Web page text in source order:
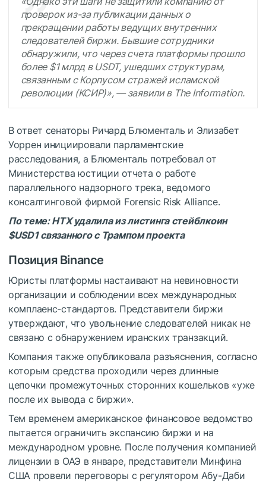
проверок из-за публикации данных о
прекращении работы ведущих внутренних
следователей биржи. Бывшие сотрудники
обнаружили, что через счета платформы прошло
более $1 млрд в USDT, ушедших структурам,
связанным с Корпусом стражей исламской
революции (КСИР)», — заявили в The Information.
В ответ сенаторы Ричард Блюменталь и Элизабет
Уоррен инициировали парламентские
расследования, а Блюменталь потребовал от
Министерства юстиции отчета о работе
параллельного надзорного трека, ведомого
консалтинговой фирмой Fоrеnsiс Risk Аlliаnсе.
По теме:HTX удалила из листинга стейблкоин
$USD1связанного с Трампом проекта
Позиция Binance
Юристы платформы настаивают на невиновности
организации и соблюдении всех международных
комплаенс-стандартов. Представители биржи
утверждают, что увольнение следователей никак не
связано с обнаружением иранских транзакций.
Компания также опубликовала разъяснения, согласно
которым средства проходили через длинные
цепочки промежуточных сторонних кошельков «уже
после их вывода с биржи».
Тем временем американское финансовое ведомство
пытается ограничить экспансию биржи и на
международном уровне. После получения компанией
лицензии в ОАЭ в январе, представители Минфина
США провели переговоры с регулятором Абу-Даби